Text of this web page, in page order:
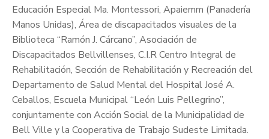
Educación Especial Ma. Montessori, Apaiemm (Panadería
Manos Unidas), Área de discapacitados visuales de la
Biblioteca “Ramón J. Cárcano”, Asociación de
Discapacitados Bellvillenses, C.I.R Centro Integral de
Rehabilitación, Sección de Rehabilitación y Recreación del
Departamento de Salud Mental del Hospital José A.
Ceballos, Escuela Municipal “León Luis Pellegrino”,
conjuntamente con Acción Social de la Municipalidad de
Bell Ville y la Cooperativa de Trabajo Sudeste Limitada.